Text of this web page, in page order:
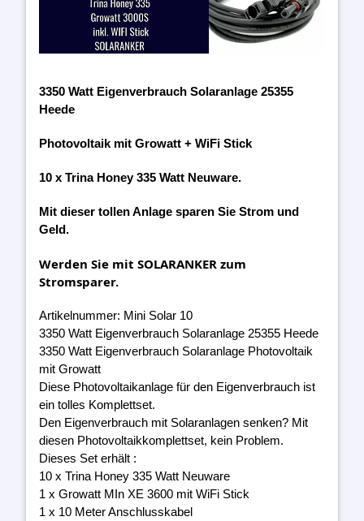
3350 Watt Eigenverbrauch Solaranlage 25355
Heede
Photovoltaik mit Growatt + WiFi Stick
10 x Trina Honey 335 Watt Neuware.
Mit dieser tollen Anlage sparen Sie Strom und
Geld.
Werden Sie mit SOLARANKER zum
Stromsparer.
Artikelnummer: Mini Solar 10
3350 Watt Eigenverbrauch Solaranlage 25355 Heede
3350 Watt Eigenverbrauch Solaranlage Photovoltaik
mit Growatt
Diese Photovoltaikanlage für den Eigenverbrauch ist
ein tolles Komplettset.
Den Eigenverbrauch mit Solaranlagen senken? Mit
diesen Photovoltaikkomplettset, kein Problem.
Dieses Set erhält :
10 x Trina Honey 335 Watt Neuware
1 x Growatt MIn XE 3600 mit WiFi Stick
1 x 10 Meter Anschlusskabel